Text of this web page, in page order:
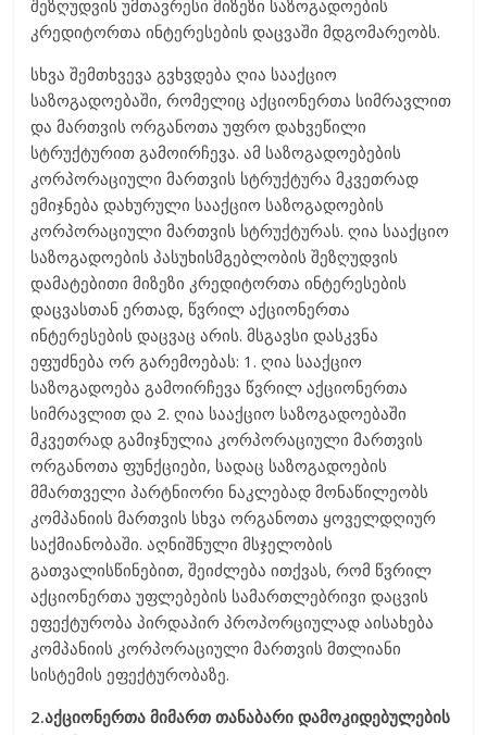
შეზღუდვის უმთავრესი მიზეზი საზოგადოების
კრედიტორთა ინტერესების დაცვაში მდგომარეობს.
სხვა შემთხვევა გვხვდება ღია სააქციო
საზოგადოებაში, რომელიც აქციონერთა სიმრავლით
და მართვის ორგანოთა უფრო დახვეწილი
სტრუქტურით გამოირჩევა. ამ საზოგადოებების
კორპორაციული მართვის სტრუქტურა მკვეთრად
ემიჯნება დახურული სააქციო საზოგადოების
კორპორაციული მართვის სტრუქტურას. ღია სააქციო
საზოგადოების პასუხისმგებლობის შეზღუდვის
დამატებითი მიზეზი კრედიტორთა ინტერესების
დაცვასთან ერთად, წვრილ აქციონერთა
ინტერესების დაცვაც არის. მსგავსი დასკვნა
ეფუძნება ორ გარემოებას: 1. ღია სააქციო
საზოგადოება გამოირჩევა წვრილ აქციონერთა
სიმრავლით და 2. ღია სააქციო საზოგადოებაში
მკვეთრად გამიჯნულია კორპორაციული მართვის
ორგანოთა ფუნქციები, სადაც საზოგადოების
მმართველი პარტნიორი ნაკლებად მონაწილეობს
კომპანიის მართვის სხვა ორგანოთა ყოველდღიურ
საქმიანობაში. აღნიშნული მსჯელობის
გათვალისწინებით, შეიძლება ითქვას, რომ წვრილ
აქციონერთა უფლებების სამართლებრივი დაცვის
ეფექტურობა პირდაპირ პროპორციულად აისახება
კომპანიის კორპორაციული მართვის მთლიანი
სისტემის ეფექტურობაზე.
2.აქციონერთა მიმართ თანაბარი დამოკიდებულების